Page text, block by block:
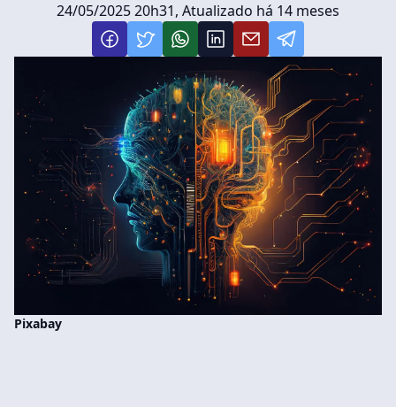
24/05/2025 20h31, Atualizado há 14 meses
Pixabay